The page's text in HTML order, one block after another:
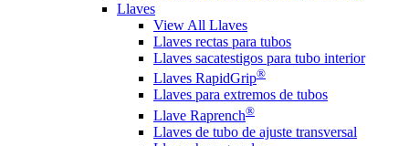
Llaves
View All Llaves
Llaves rectas para tubos
Llaves sacatestigos para tubo interior
Llaves RapidGrip®
Llaves para extremos de tubos
Llave Raprench®
Llaves de tubo de ajuste transversal